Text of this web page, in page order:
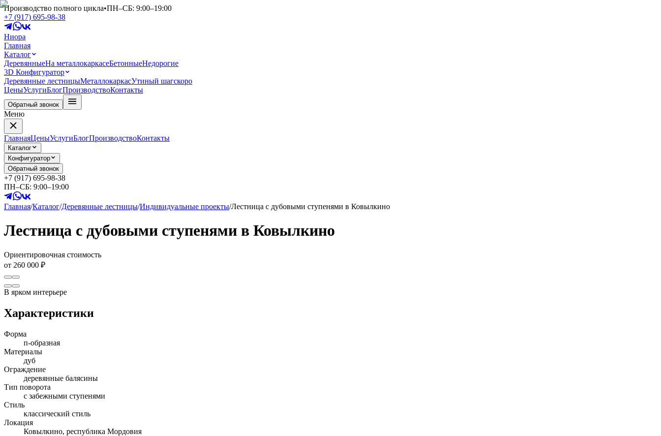
Производство полного цикла•ПН–СБ: 9:00–19:00
+7 (917) 695-98-38
Ниора
Главная
Каталог
ДеревянныеНа металлокаркасеБетонныеНедорогие
3D Конфигуратор
Деревянные лестницыМеталлокаркасУтиный шагскоро
ЦеныУслугиБлогПроизводствоКонтакты
Обратный звонок
Меню
ГлавнаяЦеныУслугиБлогПроизводствоКонтакты
Каталог
Конфигуратор
Обратный звонок
+7 (917) 695-98-38
ПН–СБ: 9:00–19:00
Главная/Каталог/Деревянные лестницы/Индивидуальные проекты/Лестница с дубовыми ступенями в Ковылкино
Лестница с дубовыми ступенями в Ковылкино
Ориентировочная стоимость
от 260 000 ₽
В ярком интерьере
Характеристики
Форма
п-образная
Материалы
дуб
Ограждение
деревянные балясины
Тип поворота
с забежными ступенями
Стиль
классический стиль
Локация
Ковылкино, республика Мордовия